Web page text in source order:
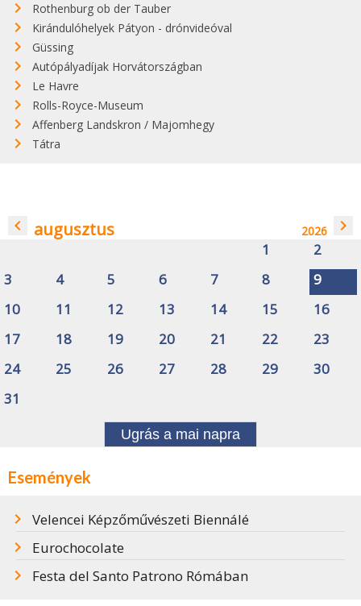
Rothenburg ob der Tauber
Kirándulóhelyek Pátyon - drónvideóval
Güssing
Autópályadíjak Horvátországban
Le Havre
Rolls-Royce-Museum
Affenberg Landskron / Majomhegy
Tátra
navigate_before augusztus 2026 navigate_next
1
2
3
4 5 6 7 8
9
10
11 12 13 14 15
16
17
18 19 20 21 22
23
24
25 26 27 28 29
30
31
Ugrás a mai napra
Események
Velencei Képzőművészeti Biennálé
Eurochocolate
Festa del Santo Patrono Rómában